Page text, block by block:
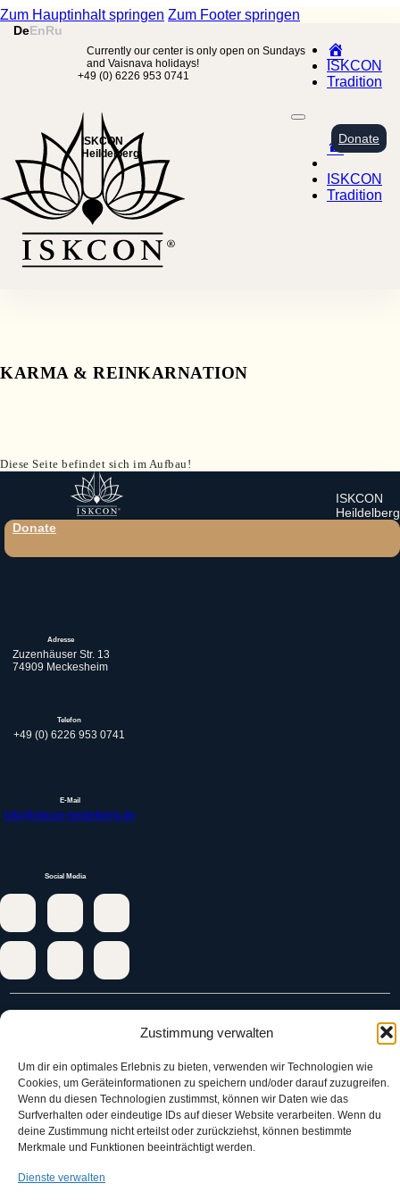
Zustimmung verwalten
Um dir ein optimales Erlebnis zu bieten, verwenden wir Technologien wie
Cookies, um Geräteinformationen zu speichern und/oder darauf zuzugreifen.
Wenn du diesen Technologien zustimmst, können wir Daten wie das
Surfverhalten oder eindeutige IDs auf dieser Website verarbeiten. Wenn du
deine Zustimmung nicht erteilst oder zurückziehst, können bestimmte
Merkmale und Funktionen beeinträchtigt werden.
Dienste verwalten
Zum Hauptinhalt springen Zum Footer springen
DeEnRu
Currently our center is only open on Sundays
and Vaisnava holidays!
+49 (0) 6226 953 0741
ISKCON
Heildelberg
ISKCON
Tradition
Home
ISKCON
Tradition
Donate
KARMA & REINKARNATION
Diese Seite befindet sich im Aufbau!
ISKCON
Heildelberg
Donate
Adresse
Zuzenhäuser Str. 13
74909 Meckesheim
Telefon
+49 (0) 6226 953 0741
E-Mail
info@iskcon-heidelberg.de
Social Media
ISKCON
Bhakti-Yoga
Karma und
Reinkarnation
Die Seele